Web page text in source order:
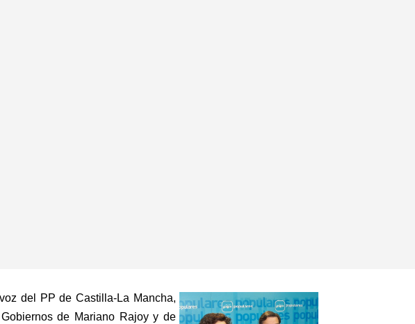
del PP de Castilla-La Mancha,
de Mariano Rajoy y de